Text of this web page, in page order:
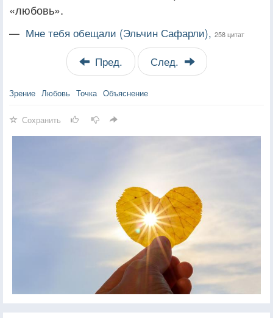
«любовь».
— Мне тебя обещали (Эльчин Сафарли), 258 цитат
Пред. След.
Зрение Любовь Точка Объяснение
Сохранить